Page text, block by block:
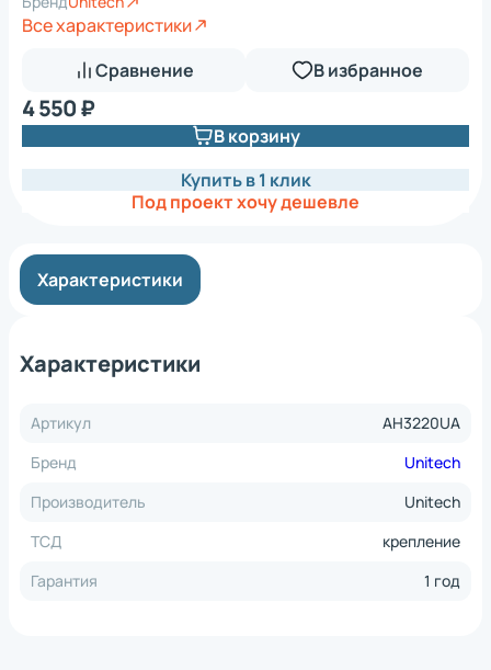
Все характеристики
Сравнение
В избранное
4 550 ₽
В корзину
Купить в 1 клик
Под проект хочу дешевле
Характеристики
Характеристики
Артикул
AH3220UA
Бренд
Unitech
Производитель
Unitech
ТСД
крепление
Гарантия
1 год